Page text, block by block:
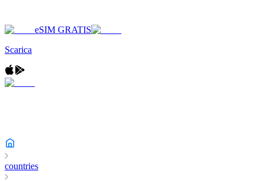
eSIM GRATIS
Scarica
countries